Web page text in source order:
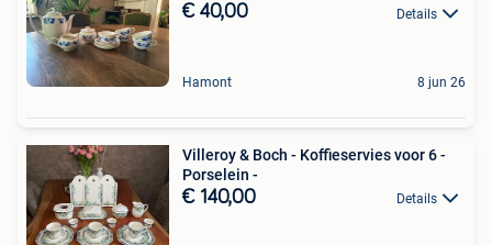
€ 40,00 Details
Hamont 8 jun 26
Villeroy & Boch - Koffieservies voor 6 -
Porselein -
€ 140,00 Details